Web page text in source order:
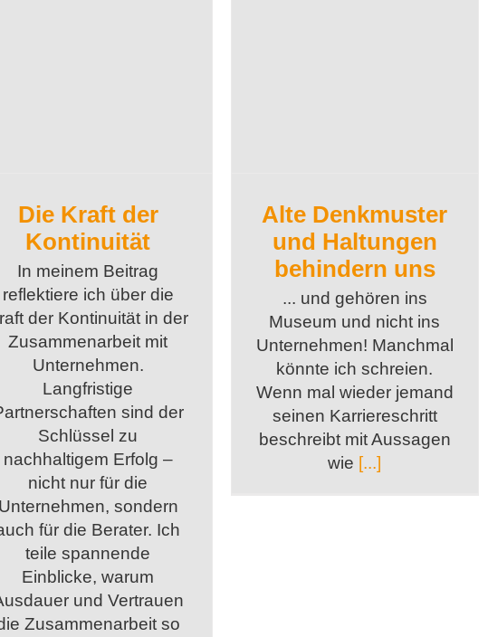
Die Kraft der
Kontinuität
In meinem Beitrag
reflektiere ich über die
der Kontinuität in der
Zusammenarbeit mit
Unternehmen.
Langfristige
sind der
Schlüssel zu
nachhaltigem Erfolg –
nicht nur für die
sondern
für die Berater. Ich
teile spannende
Einblicke, warum
und Vertrauen
Zusammenarbeit so
Alte Denkmuster
und Haltungen
behindern uns
... und gehören ins
Museum und nicht ins
Unternehmen! Manchmal
könnte ich schreien.
Wenn mal wieder jemand
seinen Karriereschritt
beschreibt mit Aussagen
wie [...]